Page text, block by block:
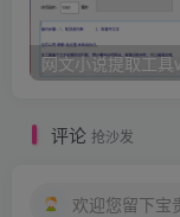
评论 抢沙发
欢迎您留下宝